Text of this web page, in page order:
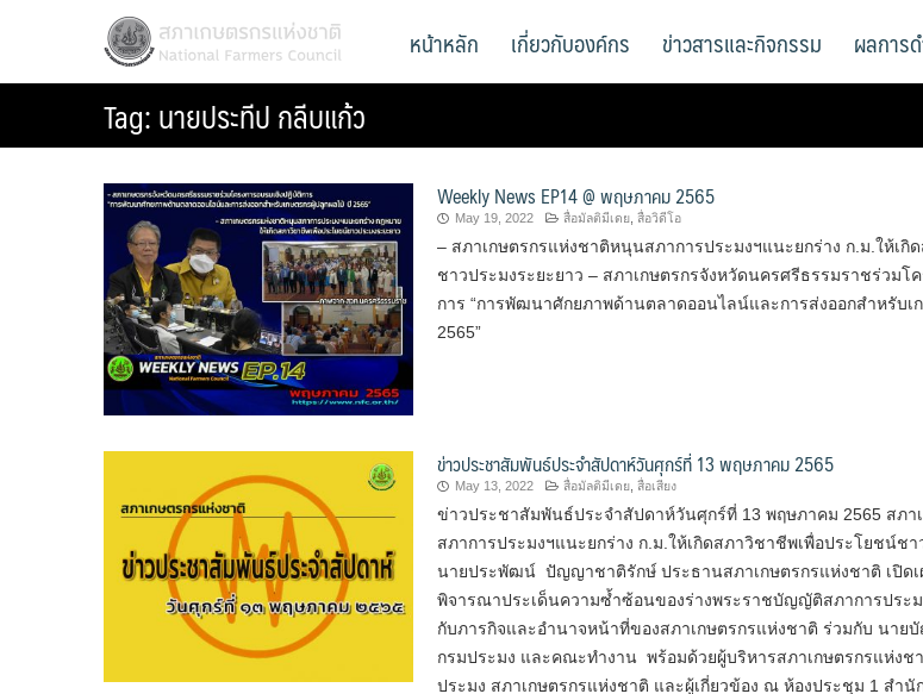
สภาเกษตรกรแห่งชาติ
National Farmers Council หน้าหลัก เกี่ยวกับองค์กร ข่าวสารและกิจกรรม ผลการ
Tag:นายประทีป กลีบแก้ว
Weekly News EP14 @ พฤษภาคม 2565
May 19, 2022 สื่อมัลติมีเดย, สื่อวิดีโอ
– สภาเกษตรกรแห่งชาติหนุนสภาการประมงฯแนะยกร่าง ก.ม.ให้เกิ
ชาวประมงระยะยาว – สภาเกษตรกรจังหวัดนครศรีธรรมราชร่วมโ
การ “การพัฒนาศักยภาพด้านตลาดออนไลน์และการส่งออกสำหรับเ
2565”
ข่าวประชาสัมพันธ์ประจำสัปดาห์วันศุกร์ที่ 13 พฤษภาคม 2565
May 13, 2022 สื่อมัลติมีเดย, สื่อเสียง
ข่าวประชาสัมพันธ์ประจำสัปดาห์วันศุกร์ที่ 13 พฤษภาคม 2565 สภา
สภาการประมงฯแนะยกร่าง ก.ม.ให้เกิดสภาวิชาชีพเพื่อประโยช
นายประพัฒน์ ปัญญาชาติรักษ์ ประธานสภาเกษตรกรแห่งชาติ เปิดเ
พิจารณาประเด็นความซ้ำซ้อนของร่างพระราชบัญญัติสภาการประม
กับภารกิจและอำนาจหน้าที่ของสภาเกษตรกรแห่งชาติ ร่วมกับ นา
กรมประมง และคณะทำงาน พร้อมด้วยผู้บริหารสภาเกษตรกรแห่ง
ประมง สภาเกษตรกรแห่งชาติ และผู้เกี่ยวข้อง ณ ห้องประชุม 1 สำนั